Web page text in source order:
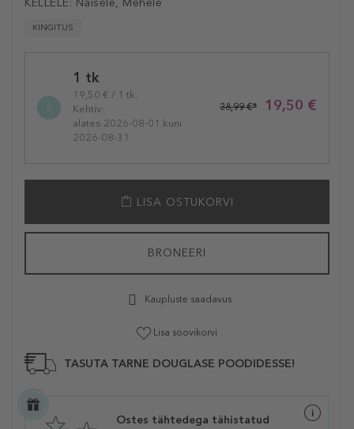
KELLELE: Naisele, Mehele
KINGITUS
variation1 tk
19,50 € / 1 tk.
Kehtiv:
alates 2026-08-01 kuni
2026-08-31
19,50 €
38,99 €*
LISA OSTUKORVI
BRONEERI
Kaupluste saadavus
Lisa soovikorvi
TASUTA TARNE DOUGLASE POODIDESSE!
Ostes tähtedega tähistatud